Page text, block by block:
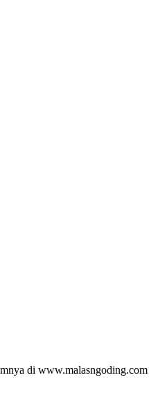
di